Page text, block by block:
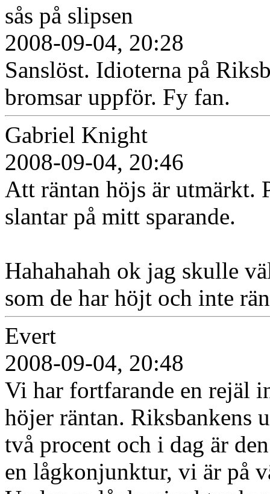
sås på slipsen
2008-09-04, 20:28
Sanslöst. Idioterna på
bromsar uppför. Fy fan.
Gabriel Knight
2008-09-04, 20:46
Att räntan höjs är utmärkt.
slantar på mitt sparande.
Hahahahah ok jag skulle
som de har höjt och inte
Evert
2008-09-04, 20:48
Vi har fortfarande en rejäl
höjer räntan. Riksbankens
två procent och i dag är
en lågkonjunktur, vi är på